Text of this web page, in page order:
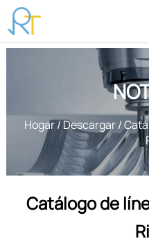
Hogar/Descargar/
Catálogo de